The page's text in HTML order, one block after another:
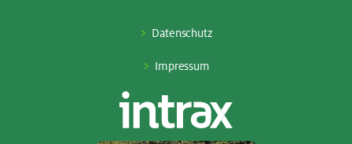
Datenschutz
Impressum